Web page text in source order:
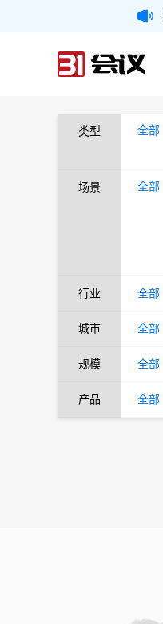
类型 全部
场景 全部
行业 全部
城市 全部
规模 全部
产品 全部